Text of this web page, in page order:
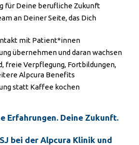
für Deine berufliche Zukunft
an Deiner Seite, das Dich
mit Patient*innen
übernehmen und daran wachsen
freie Verpflegung, Fortbildungen,
Alpcura Benefits
statt Kaffee kochen
Erfahrungen. Deine Zukunft.
bei der Alpcura Klinik und